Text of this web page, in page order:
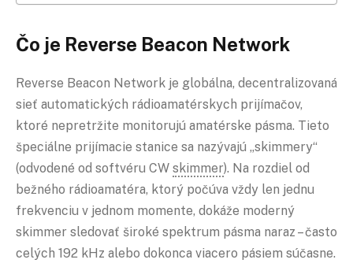
Čo je Reverse Beacon Network
Reverse Beacon Network je globálna, decentralizovaná
sieť automatických rádioamatérskych prijímačov,
ktoré nepretržite monitorujú amatérske pásma. Tieto
špeciálne prijímacie stanice sa nazývajú „skimmery“
(odvodené od softvéru CW skimmer). Na rozdiel od
bežného rádioamatéra, ktorý počúva vždy len jednu
frekvenciu v jednom momente, dokáže moderný
skimmer sledovať široké spektrum pásma naraz – často
celých 192 kHz alebo dokonca viacero pásiem súčasne.